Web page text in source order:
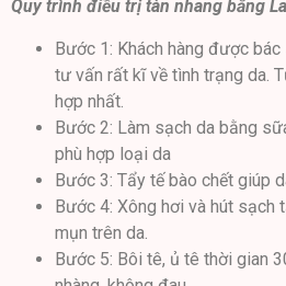
Quy trình điều trị tàn nhang bằng
Bước 1: Khách hàng được
tư vấn rất kĩ về tình trạng da.
hợp nhất.
Bước 2: Làm sạch da bằng
phù hợp loại da
Bước 3: Tẩy tế bào chết giúp
Bước 4: Xông hơi và hút sạch
mụn trên da.
Bước 5: Bôi tê, ủ tê thời gian